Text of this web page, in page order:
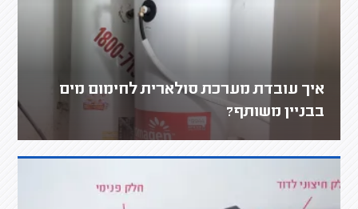
איך עובדת מערכת סולארית לחימום מים
בבניין משותף?